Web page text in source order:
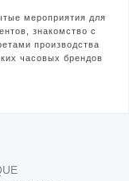
мероприятия для
знакомство с
производства
часовых брендов